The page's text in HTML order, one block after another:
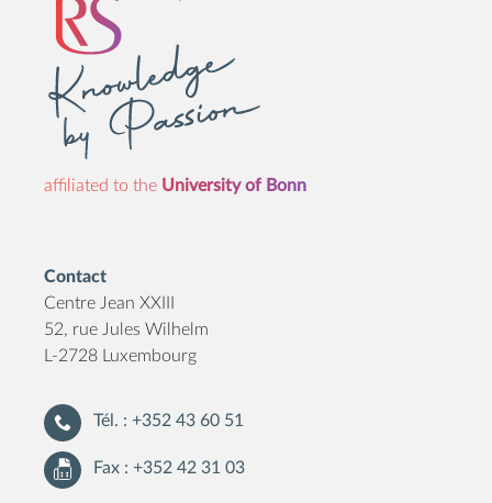
Contact
Centre Jean XXIII
52, rue Jules Wilhelm
L-2728 Luxembourg
Tél. : +352 43 60 51
Fax : +352 42 31 03
affiliated to the University of Bonn